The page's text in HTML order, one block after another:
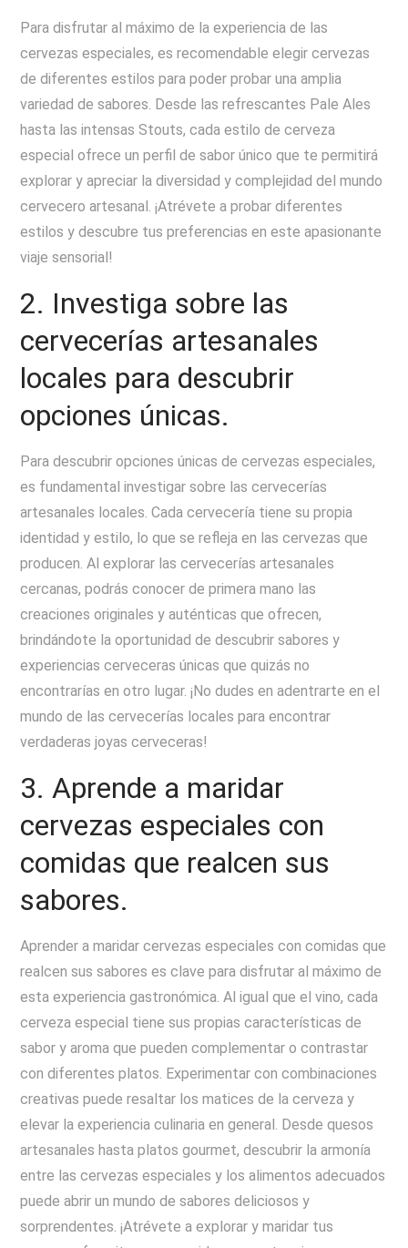
Para disfrutar al máximo de la experiencia de las
cervezas especiales, es recomendable elegir cervezas
de diferentes estilos para poder probar una amplia
variedad de sabores. Desde las refrescantes Pale Ales
hasta las intensas Stouts, cada estilo de cerveza
especial ofrece un perfil de sabor único que te permitirá
explorar y apreciar la diversidad y complejidad del mundo
cervecero artesanal. ¡Atrévete a probar diferentes
estilos y descubre tus preferencias en este apasionante
viaje sensorial!
2. Investiga sobre las
cervecerías artesanales
locales para descubrir
opciones únicas.
Para descubrir opciones únicas de cervezas especiales,
es fundamental investigar sobre las cervecerías
artesanales locales. Cada cervecería tiene su propia
identidad y estilo, lo que se refleja en las cervezas que
producen. Al explorar las cervecerías artesanales
cercanas, podrás conocer de primera mano las
creaciones originales y auténticas que ofrecen,
brindándote la oportunidad de descubrir sabores y
experiencias cerveceras únicas que quizás no
encontrarías en otro lugar. ¡No dudes en adentrarte en el
mundo de las cervecerías locales para encontrar
verdaderas joyas cerveceras!
3. Aprende a maridar
cervezas especiales con
comidas que realcen sus
sabores.
Aprender a maridar cervezas especiales con comidas que
realcen sus sabores es clave para disfrutar al máximo de
esta experiencia gastronómica. Al igual que el vino, cada
cerveza especial tiene sus propias características de
sabor y aroma que pueden complementar o contrastar
con diferentes platos. Experimentar con combinaciones
creativas puede resaltar los matices de la cerveza y
elevar la experiencia culinaria en general. Desde quesos
artesanales hasta platos gourmet, descubrir la armonía
entre las cervezas especiales y los alimentos adecuados
puede abrir un mundo de sabores deliciosos y
sorprendentes. ¡Atrévete a explorar y maridar tus